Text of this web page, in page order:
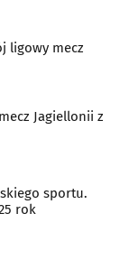
ligowy mecz
Jagiellonii z
sportu.
rok